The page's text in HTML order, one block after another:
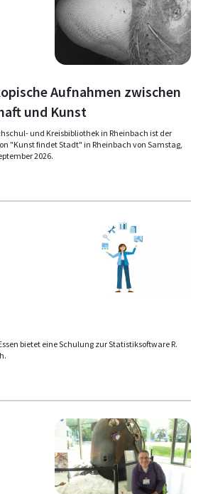
Aufnahmen zwischen
und Kunst
und Kreisbibliothek in Rheinbach ist der
"Kunst findet Stadt" in Rheinbach von Samstag,
2026.
bietet eine Schulung zur Statistiksoftware R.